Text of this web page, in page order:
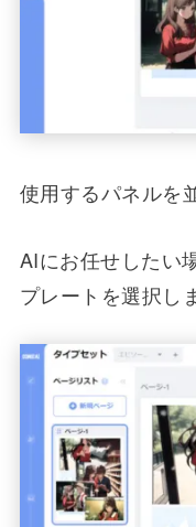
使用するパネルを
AIにお任せしたい
プレートを選択し